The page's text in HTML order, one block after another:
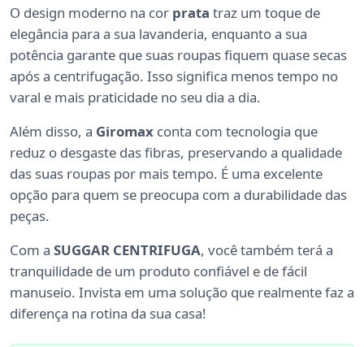
O design moderno na cor prata traz um toque de
elegância para a sua lavanderia, enquanto a sua
potência garante que suas roupas fiquem quase secas
após a centrifugação. Isso significa menos tempo no
varal e mais praticidade no seu dia a dia.
Além disso, a Giromax conta com tecnologia que
reduz o desgaste das fibras, preservando a qualidade
das suas roupas por mais tempo. É uma excelente
opção para quem se preocupa com a durabilidade das
peças.
Com a SUGGAR CENTRIFUGA, você também terá a
tranquilidade de um produto confiável e de fácil
manuseio. Invista em uma solução que realmente faz a
diferença na rotina da sua casa!